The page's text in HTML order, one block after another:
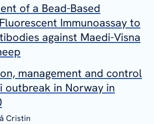
of a Bead-Based
Immunoassay to
against Maedi-Visna
management and control
outbreak in Norway in
Cristin